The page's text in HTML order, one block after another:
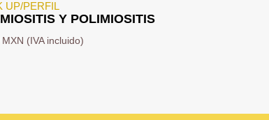
UP/PERFIL
Y POLIMIOSITIS